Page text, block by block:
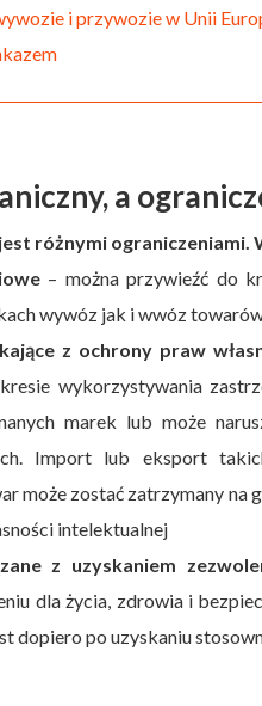
i przywozie w Unii
a
różnymi ograniczeniami.
– można przywieźć do
wywóz jak i wwóz
z ochrony praw
wykorzystywania
marek lub może
Import lub eksport
może zostać zatrzymany na
intelektualnej
z uzyskaniem
dla życia, zdrowia i
dopiero po uzyskaniu